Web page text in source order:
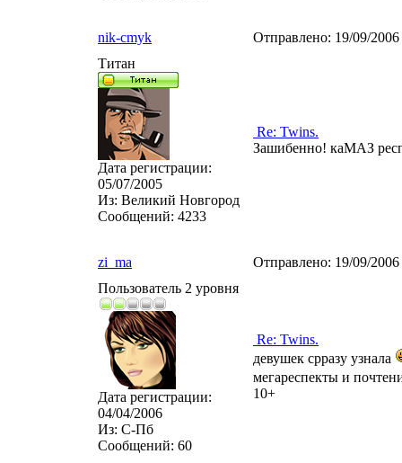
nik-cmyk Отправлено: 19/09/
Титан
Дата регистрации:
05/07/2005
Из: Великий Новгород
Сообщений: 4233
Re: Twins.
Зашибенно! каМАЗ
zi_ma Отправлено: 19/09/
Пользователь 2 уровня
Дата регистрации:
04/04/2006
Из: С-Пб
Сообщений: 60
Re: Twins.
девушек срразу узнала
мегареспекты и
10+